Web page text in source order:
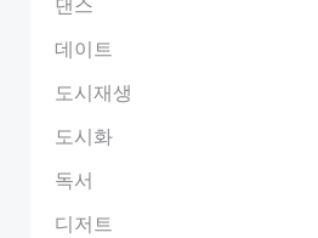
데이트
도시재생
도시화
독서
디저트